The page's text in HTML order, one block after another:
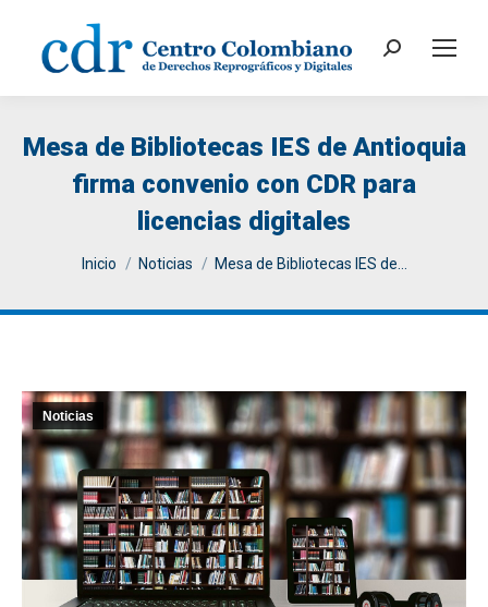
Search:
Mesa de Bibliotecas IES de Antioquia
firma convenio con CDR para
licencias digitales
You are here:
Inicio Noticias Mesa de Bibliotecas IES de…
Noticias